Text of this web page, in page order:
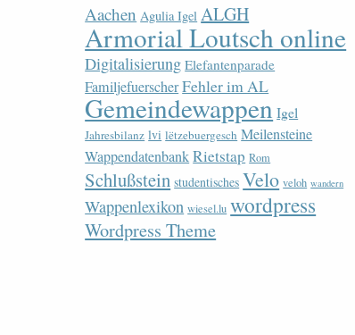
Aachen Agulia Igel ALGH
Armorial Loutsch online
Digitalisierung Elefantenparade
FamiljefuerscherFehler im AL
Gemeindewappen Igel
Jahresbilanz lvi lëtzebuergesch Meilensteine
WappendatenbankRietstap Rom
Schlußstein studentisches Velo veloh wandern
Wappenlexikon wiesel.lu wordpress
Wordpress Theme